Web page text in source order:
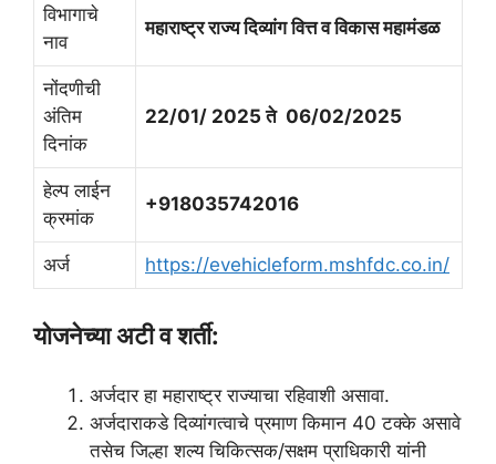
विभागाचे
नाव
महाराष्ट्र राज्य दिव्यांग वित्त व विकास महामंडळ
नोंदणीची
अंतिम
दिनांक
22/01/ 2025 ते 06/02/2025
हेल्प लाईन
क्रमांक
+918035742016
अर्ज https://evehicleform.mshfdc.co.in/
योजनेच्या अटी व शर्ती:
अर्जदार हा महाराष्ट्र राज्याचा रहिवाशी असावा.
अर्जदाराकडे दिव्यांगत्वाचे प्रमाण किमान 40 टक्के असावे
तसेच जिल्हा शल्य चिकित्सक/सक्षम प्राधिकारी यांनी